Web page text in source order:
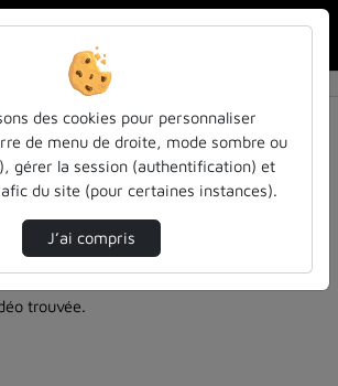
la recherche
pour en retirer) :
inspe inspe
temoignages
trouvée.
des cookies pour personnaliser
de menu de droite, mode sombre ou
gérer la session (authentification) et
du site (pour certaines instances).
J’ai compris